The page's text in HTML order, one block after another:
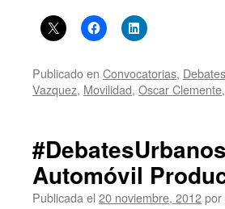
Publicado en Convocatorias, Debates
Vazquez, Movilidad, Oscar Clemente,
Automóvil
Publicada el 20 noviembre, 2012por